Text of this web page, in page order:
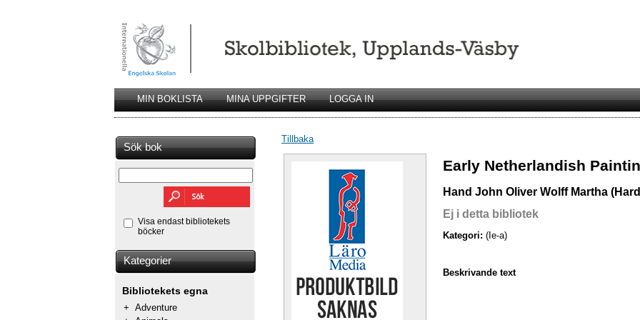
MIN BOKLISTA MINA UPPGIFTER LOGGA IN
Sök bok
Visa endast bibliotekets
böcker
Kategorier
Bibliotekets egna
+ Adventure
Tillbaka
Early Netherlandish
Hand John Oliver Wolff Martha
Ej i detta bibliotek
Kategori: (Ie-a)
Beskrivande text